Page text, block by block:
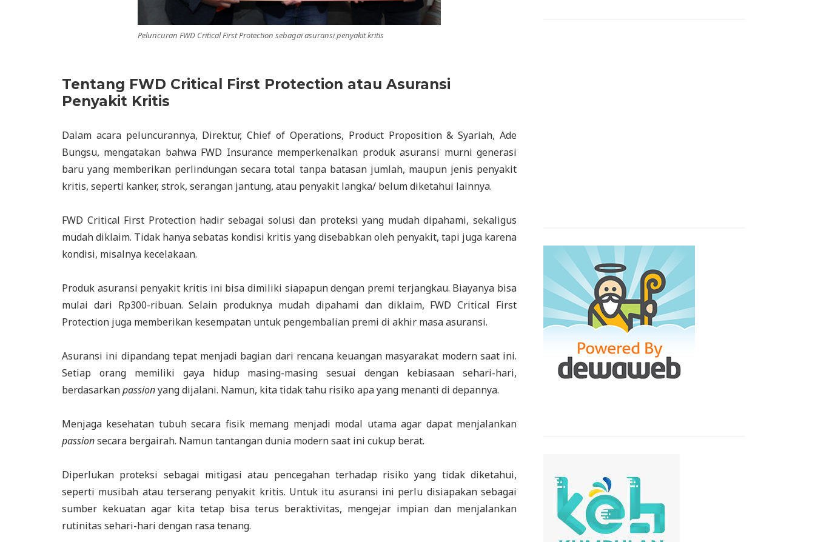
Peluncuran FWD Critical First Protection sebagai asuransi penyakit kritis
Tentang FWD Critical First Protection atau Asuransi
Penyakit Kritis
Dalam acara peluncurannya, Direktur, Chief of Operations, Product Proposition & Syariah, Ade
Bungsu, mengatakan bahwa FWD Insurance memperkenalkan produk asuransi murni generasi
baru yang memberikan perlindungan secara total tanpa batasan jumlah, maupun jenis penyakit
kritis, seperti kanker, strok, serangan jantung, atau penyakit langka/ belum diketahui lainnya.
FWD Critical First Protection hadir sebagai solusi dan proteksi yang mudah dipahami, sekaligus
mudah diklaim. Tidak hanya sebatas kondisi kritis yang disebabkan oleh penyakit, tapi juga karena
kondisi, misalnya kecelakaan.
Produk asuransi penyakit kritis ini bisa dimiliki siapapun dengan premi terjangkau. Biayanya bisa
mulai dari Rp300-ribuan. Selain produknya mudah dipahami dan diklaim, FWD Critical First
Protection juga memberikan kesempatan untuk pengembalian premi di akhir masa asuransi.
Asuransi ini dipandang tepat menjadi bagian dari rencana keuangan masyarakat modern saat ini.
Setiap orang memiliki gaya hidup masing-masing sesuai dengan kebiasaan sehari-hari,
berdasarkanpassionyang dijalani. Namun, kita tidak tahu risiko apa yang menanti di depannya.
Menjaga kesehatan tubuh secara fisik memang menjadi modal utama agar dapat menjalankan
passionsecara bergairah. Namun tantangan dunia modern saat ini cukup berat.
Diperlukan proteksi sebagai mitigasi atau pencegahan terhadap risiko yang tidak diketahui,
seperti musibah atau terserang penyakit kritis. Untuk itu asuransi ini perlu disiapakan sebagai
sumber kekuatan agar kita tetap bisa terus beraktivitas, mengejar impian dan menjalankan
rutinitas sehari-hari dengan rasa tenang.